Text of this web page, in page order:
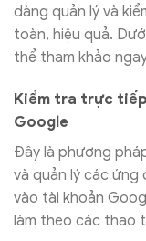
dàng quản lý và
toàn, hiệu quả.
thể tham khảo
Kiểm tra trực
Google
Đây là phương
và quản lý các ứng
vào tài khoản
làm theo các thao